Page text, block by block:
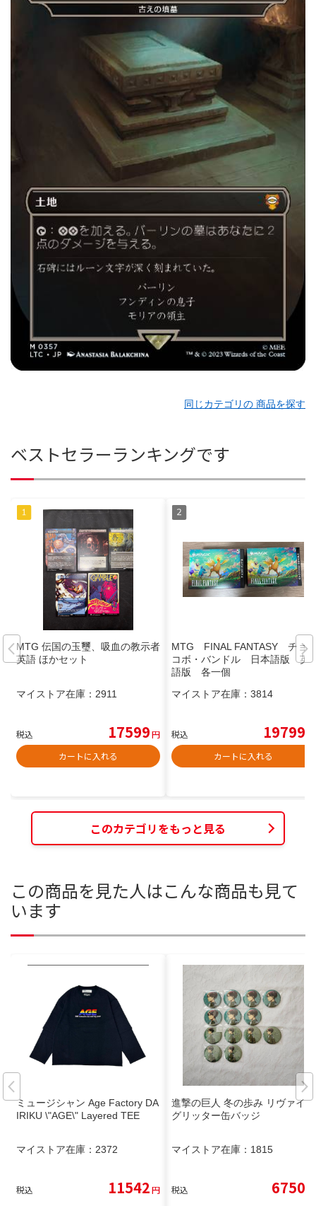
同じカテゴリの 商品を探す
ベストセラーランキングです
MTG 伝国の玉璽、吸血の教示者
英語 ほかセット
マイストア在庫： 2911
税込 17599円
カートに入れる
MTG FINAL FANTASY チョ
コボ・バンドル 日本語版 英
語版 各一個
マイストア在庫： 3814
税込 19799
カートに入れる
このカテゴリをもっと見る
この商品を見た人はこんな商品も見て
います
ミュージシャン Age Factory DA
IRIKU \"AGE\" Layered TEE
マイストア在庫： 2372
税込 11542円
進撃の巨人 冬の歩み リヴァイ
グリッター缶バッジ
マイストア在庫： 1815
税込 6750